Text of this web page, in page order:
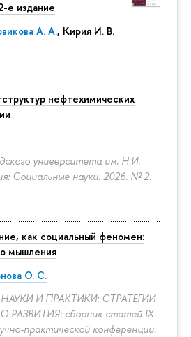
е издание
А. А., Кирия И. В.
нефтехимических
университета им. Н.И.
Социальные науки. 2026. № 2.
как социальный феномен:
мышления
О. С.
НАУКИ И ПРАКТИКИ: СТРАТЕГИИ
сборник статей IX
практической конференции.